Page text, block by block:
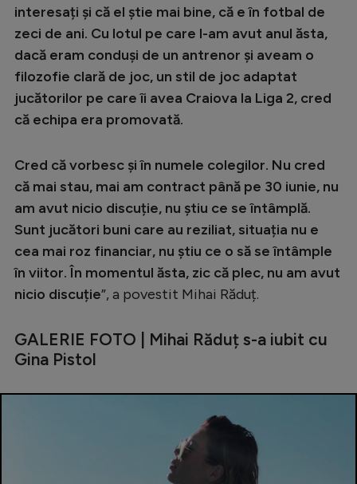
interesați și că el știe mai bine, că e în fotbal de
zeci de ani. Cu lotul pe care l-am avut anul ăsta,
dacă eram conduși de un antrenor și aveam o
filozofie clară de joc, un stil de joc adaptat
jucătorilor pe care îi avea Craiova la Liga 2, cred
că echipa era promovată.
Cred că vorbesc și în numele colegilor. Nu cred
că mai stau, mai am contract până pe 30 iunie, nu
am avut nicio discuție, nu știu ce se întâmplă.
Sunt jucători buni care au reziliat, situația nu e
cea mai roz financiar, nu știu ce o să se întâmple
în viitor. În momentul ăsta, zic că plec, nu am avut
nicio discuție”, a povestit Mihai Răduț.
GALERIE FOTO | Mihai Răduț s-a iubit cu
Gina Pistol